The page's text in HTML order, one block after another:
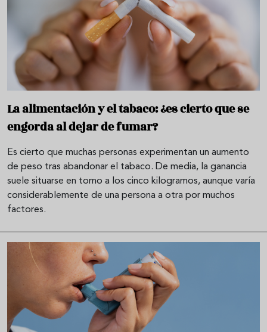
La alimentación y el tabaco: ¿es cierto que se
engorda al dejar de fumar?
Es cierto que muchas personas experimentan un aumento
de peso tras abandonar el tabaco. De media, la ganancia
suele situarse en torno a los cinco kilogramos, aunque varía
considerablemente de una persona a otra por muchos
factores.